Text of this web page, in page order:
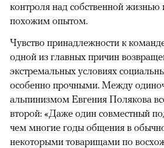
контроля над собственной жизнью
похожим опытом.
Чувство принадлежности к
одной из главных причин
экстремальных условиях
особенно прочными. Между
альпинизмом Евгения Полякова
второй: «Даже один совместный
чем многие годы общения в
некоторыми товарищами по